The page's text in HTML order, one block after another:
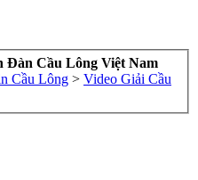
Đàn Cầu Lông Việt Nam
Cầu Lông > Video Giải Cầu